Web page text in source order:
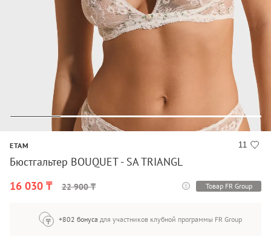
11
ETAM
Бюстгальтер BOUQUET - SA TRIANGL
16 030 ₸
22 900 ₸ Товар FR Group
+802 бонуса для участников клубной программы FR Group